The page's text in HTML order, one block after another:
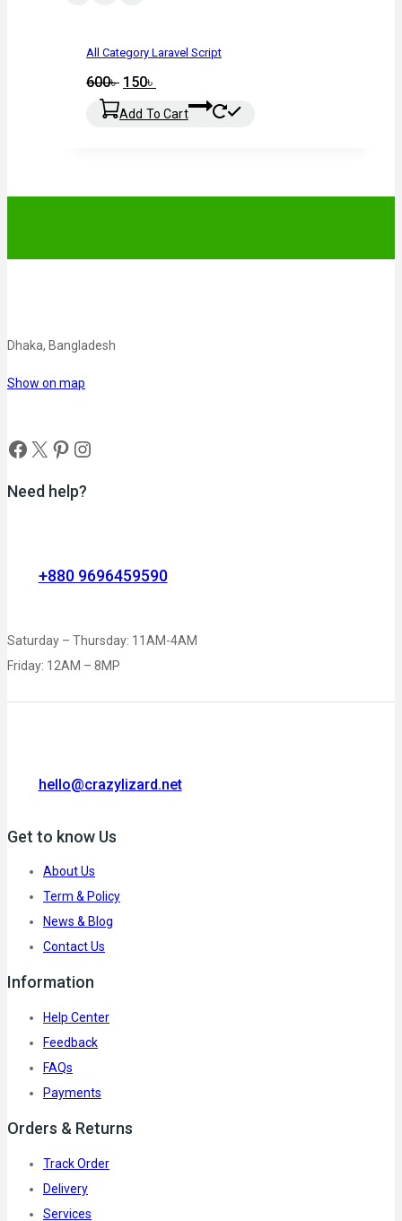
All Category Laravel Script
600৳ 150৳
Add To Cart
Dhaka, Bangladesh
Show on map
Need help?
+880 9696459590
Saturday – Thursday: 11AM-4AM
Friday: 12AM – 8MP
hello@crazylizard.net
Get to know Us
About Us
Term & Policy
News & Blog
Contact Us
Information
Help Center
Feedback
FAQs
Payments
Orders & Returns
Track Order
Delivery
Services